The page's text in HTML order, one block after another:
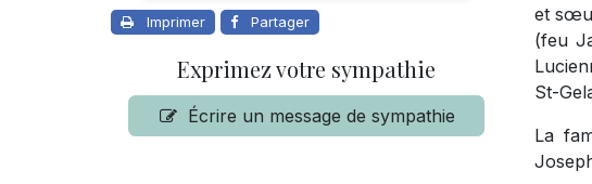
Imprimer Partager
Exprimez votre sympathie
Écrire un message de sympathie
et
(feu
St-
La